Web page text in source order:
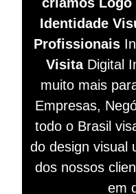
Identidade
Profissionais
VisitaDigital
muito mais
Empresas,
todo o Brasil
do design visual
dos nossos
em